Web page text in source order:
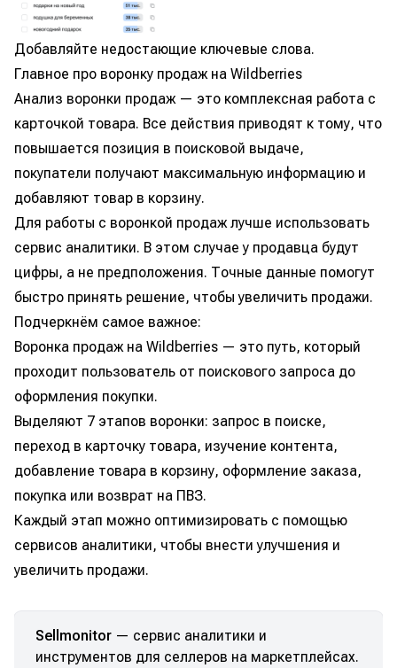
Добавляйте недостающие ключевые слова.
Главное про воронку продаж на Wildberries
Анализ воронки продаж — это комплексная работа с
карточкой товара. Все действия приводят к тому, что
повышается позиция в поисковой выдаче,
покупатели получают максимальную информацию и
добавляют товар в корзину.
Для работы с воронкой продаж лучше использовать
сервис аналитики. В этом случае у продавца будут
цифры, а не предположения. Точные данные помогут
быстро принять решение, чтобы увеличить продажи.
Подчеркнём самое важное:
Воронка продаж на Wildberries — это путь, который
проходит пользователь от поискового запроса до
оформления покупки.
Выделяют 7 этапов воронки: запрос в поиске,
переход в карточку товара, изучение контента,
добавление товара в корзину, оформление заказа,
покупка или возврат на ПВЗ.
Каждый этап можно оптимизировать с помощью
сервисов аналитики, чтобы внести улучшения и
увеличить продажи.
Sellmonitor — сервис аналитики и
инструментов для селлеров на маркетплейсах.